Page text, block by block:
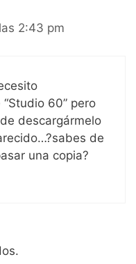
2:43 pm
60” pero
descargármelo
de
una copia?